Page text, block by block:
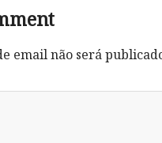
email não será